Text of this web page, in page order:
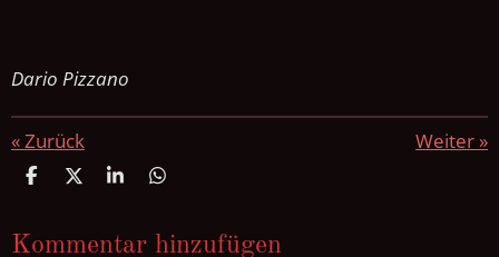
Dario Pizzano
«Zurück Weiter»
T
l
T
l
T
l
T
l
Kommentar hinzufügen